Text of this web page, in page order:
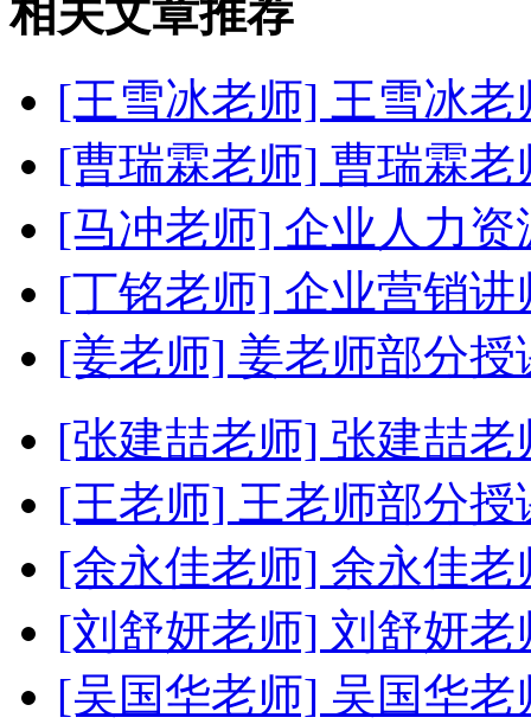
相关文章推荐
[王雪冰老师] 王雪冰老
[曹瑞霖老师] 曹瑞霖老
[马冲老师] 企业人力
[丁铭老师] 企业营销
[姜老师] 姜老师部分授
[张建喆老师] 张建喆老
[王老师] 王老师部分
[余永佳老师] 余永佳老
[刘舒妍老师] 刘舒妍老
[吴国华老师] 吴国华老